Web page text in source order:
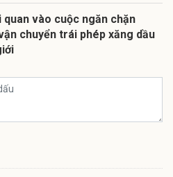
quan vào cuộc ngăn chặn
chuyển trái phép xăng dầu